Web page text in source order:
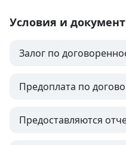
Условия и
Залог по
Предоплата по
Предоставляются